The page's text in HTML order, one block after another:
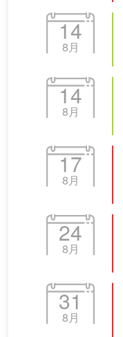
14
8月
14
8月
17
8月
24
8月
31
8月